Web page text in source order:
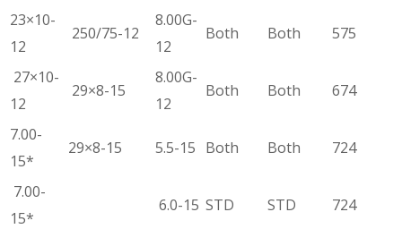
23×10-
12
250/75-12
8.00G-
12
Both Both 575
27×10-
12
29×8-15
8.00G-
12
Both Both 674
7.00-
15*
29×8-15 5.5-15 Both Both 724
7.00-
15*
6.0-15 STD STD 724